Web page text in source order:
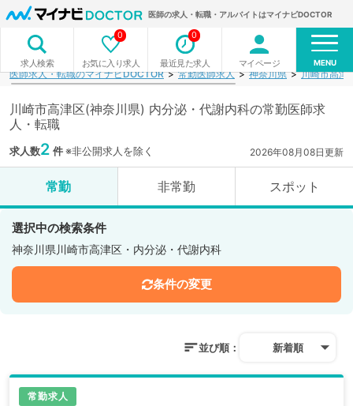
医師の求人・転職・アルバイトはマイナビDOCTOR
求人検索 お気に入り求人
0
最近見た求人
0
マイページ MENU
医師求人・転職のマイナビDOCTOR 常勤医師求人 神奈川県 川崎市高津
川崎市高津区(神奈川県) 内分泌・代謝内科の常勤医師求
人・転職
求人数2 件※非公開求人を除く 2026年08月08日更新
常勤 非常勤 スポット
選択中の検索条件
神奈川県川崎市高津区・内分泌・代謝内科
条件の変更
並び順： 新着順
常勤求人